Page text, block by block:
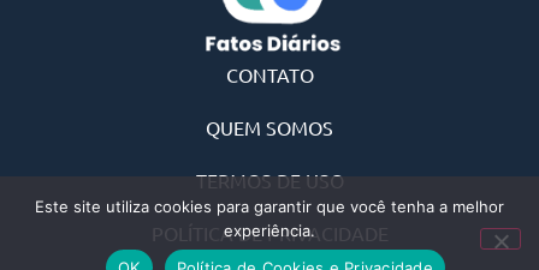
CONTATO
QUEM SOMOS
TERMOS DE USO
POLÍTICA DE PRIVACIDADE
Este site utiliza cookies para garantir que você tenha a melhor
experiência.